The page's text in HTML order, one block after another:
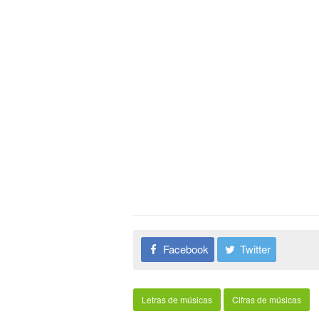
Facebook Twitter
Letras de músicas Cifras de músicas